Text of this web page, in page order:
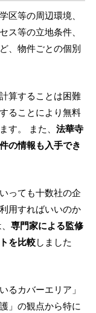
区等の周辺環境、
ス等の立地条件、
、物件ごとの個別
算することは困難
ることにより無料
す。 また、 法華寺
の情報も入手でき
っても十数社の企
用すればいいのか
専門家による監修
を比較しました
るカバーエリア」
」の観点から特に